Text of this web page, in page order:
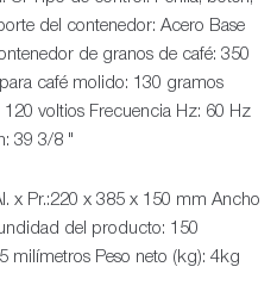
del contenedor: Acero Base
de granos de café: 350
café molido: 130 gramos
120 voltios Frecuencia Hz: 60 Hz
39 3/8 "
x Pr.:220 x 385 x 150 mm Ancho
del producto: 150
milímetros Peso neto (kg): 4kg